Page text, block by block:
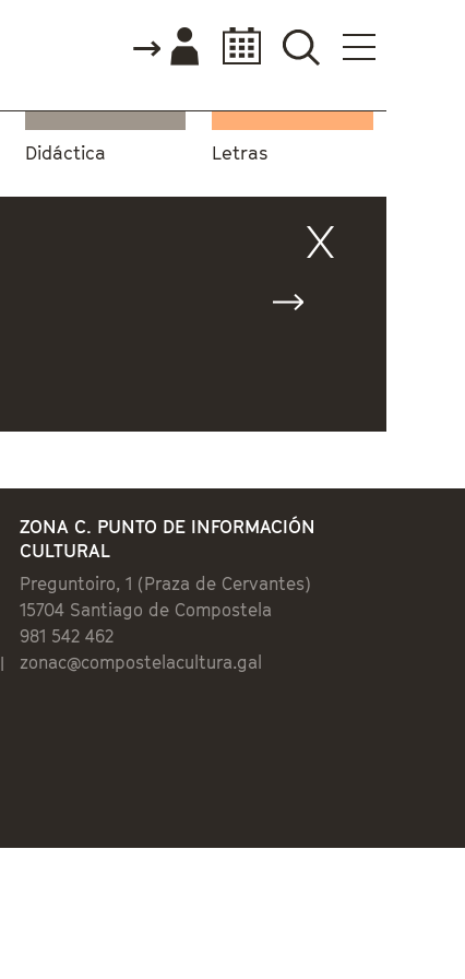
Didáctica Letras
ZONA C. PUNTO DE INFORMACIÓN
CULTURAL
Preguntoiro, 1 (Praza de Cervantes)
15704 Santiago de Compostela
981 542 462
zonac@compostelacultura.gal